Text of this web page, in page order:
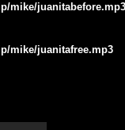
mike/juanitabefore.mp3
mike/juanitafree.mp3